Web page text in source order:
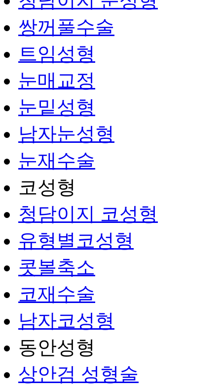
쌍꺼풀수술
트임성형
눈매교정
눈밑성형
남자눈성형
눈재수술
코성형
청담이지 코성형
유형별코성형
콧볼축소
코재수술
남자코성형
동안성형
상안검 성형술